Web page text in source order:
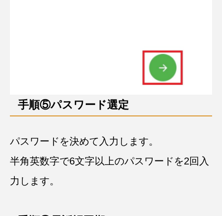
手順⑤パスワード選定
パスワードを決めて入力します。
半角英数字で6文字以上のパスワードを2回入
力します。